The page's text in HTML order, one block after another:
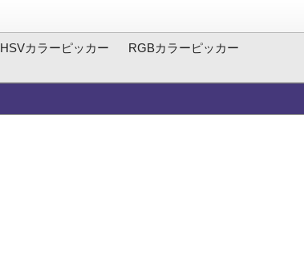
HSVカラーピッカー
RGBカラーピッカー